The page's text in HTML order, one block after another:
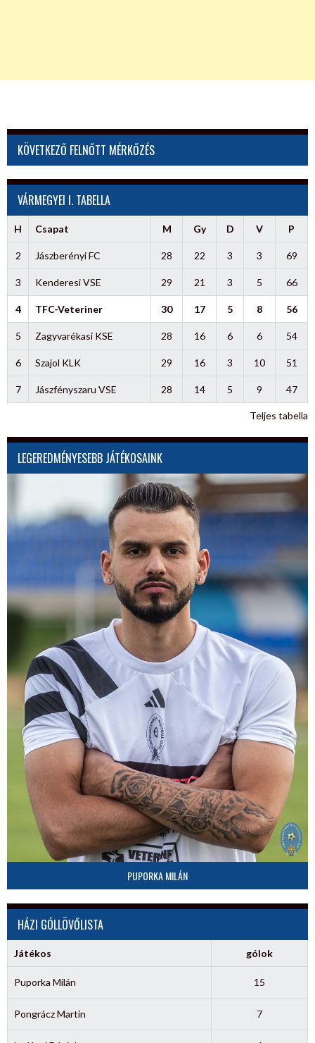
KÖVETKEZŐ FELNŐTT MÉRKŐZÉS
VÁRMEGYEI I. TABELLA
H Csapat M Gy D V P
2 Jászberényi FC 28 22 3 3 69
3 Kenderesi VSE 29 21 3 5 66
4 TFC-Veteriner 30 17 5 8 56
5 Zagyvarékasi KSE 28 16 6 6 54
6 Szajol KLK 29 16 3 10 51
7 Jászfényszaru VSE 28 14 5 9 47
Teljes tabella
LEGEREDMÉNYESEBB JÁTÉKOSAINK
PUPORKA MILÁN
HÁZI GÓLLÖVŐLISTA
Játékos gólok
Puporka Milán 15
Pongrácz Martin 7